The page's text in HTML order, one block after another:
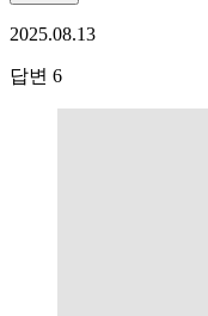
2025.08.13
답변 6